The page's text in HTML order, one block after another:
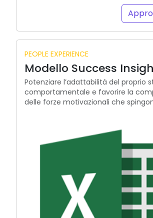
PEOPLE EXPERIENCE
Modello Success
Potenziare l’adattabilità del proprio
comportamentale e favorire la
delle forze motivazionali che